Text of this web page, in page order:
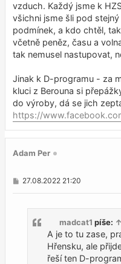
vzduch. Každý jsme k
všichni jsme šli pod
podmínek, a kdo chtěl,
včetně peněz, času a
tak nemusel nastupovat,
Jinak k D-programu - za
kluci z Berouna si
do výroby, dá se jich
https://
Adam Per
P27.08.2022 21:20
madcat1 píše: ↑
A je to tu zase,
Hřensku, ale
řeší ten D-